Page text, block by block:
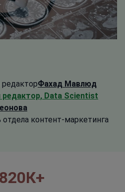
Фахад Мавлюд
Data Scientist
отдела контент-маркетинга
820К+